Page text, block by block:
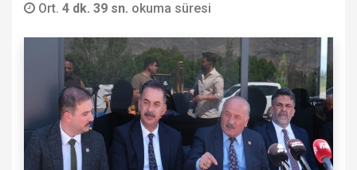
Ort. 4 dk. 39 sn. okuma süresi